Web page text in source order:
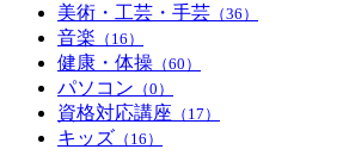
美術・工芸・手芸 （36）
音楽 （16）
健康・体操 （60）
パソコン （0）
資格対応講座 （17）
キッズ （16）